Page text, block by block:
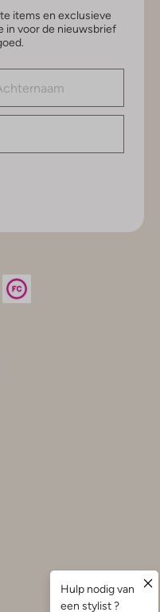
items en exclusieve
in voor de nieuwsbrief